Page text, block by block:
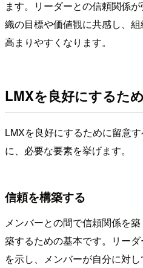
ます。リーダーとの信頼関係
織の目標や価値観に共感し、
高まりやすくなります。
LMXを良好にするた
LMXを良好にするために留意
に、必要な要素を挙げます。
信頼を構築する
メンバーとの間で信頼関係を
築するための基本です。リー
を示し、メンバーが自分に対